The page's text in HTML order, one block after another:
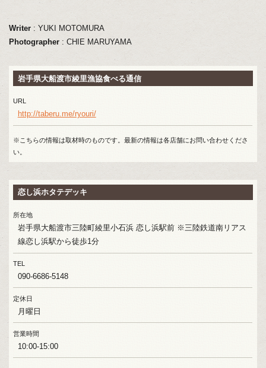
Writer: YUKI MOTOMURA
Photographer: CHIE MARUYAMA
岩手県大船渡市綾里漁協食べる通信
URL
http://taberu.me/ryouri/
※こちらの情報は取材時のものです。最新の情報は各店舗にお問い合わせくださ
い。
恋し浜ホタテデッキ
所在地
岩手県大船渡市三陸町綾里小石浜 恋し浜駅前 ※三陸鉄道南リアス
線恋し浜駅から徒歩1分
TEL
090-6686-5148
定休日
月曜日
営業時間
10:00-15:00